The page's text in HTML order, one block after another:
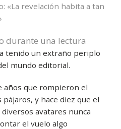
durante una lectura
tenido un extraño periplo
mundo editorial.
años que rompieron el
y hace diez que el
avatares nunca
el vuelo algo